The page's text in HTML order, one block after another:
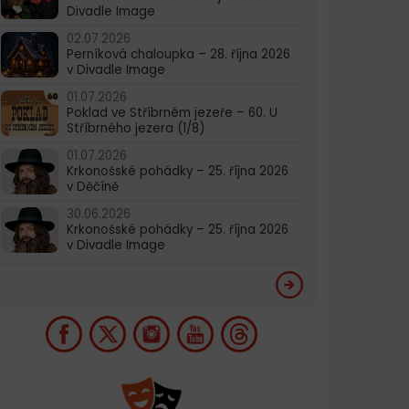
Divadle Image
02.07.2026
Perníková chaloupka – 28. října 2026
v Divadle Image
01.07.2026
Poklad ve Stříbrném jezeře – 60. U
Stříbrného jezera (1/8)
01.07.2026
Krkonošské pohádky – 25. října 2026
v Děčíně
30.06.2026
Krkonošské pohádky – 25. října 2026
v Divadle Image